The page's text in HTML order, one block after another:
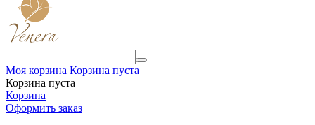
Моя корзина Корзина пуста
Корзина пуста
Корзина
Оформить заказ